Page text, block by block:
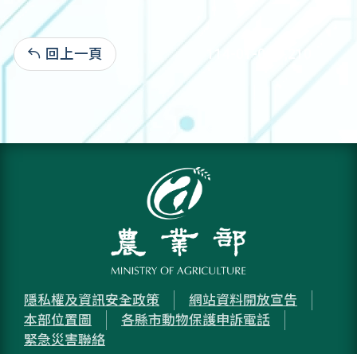
回上一頁 114-01-05:9,210
隱私權及資訊安全政策
網站資料開放宣告
本部位置圖
各縣市動物保護申訴電話
緊急災害聯絡